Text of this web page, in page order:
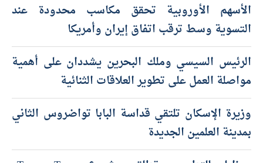
الأسهم الأوروبية تحقق مكاسب محدودة عند
التسوية وسط ترقب اتفاق إيران وأمريكا
الرئيس السيسي وملك البحرين يشددان على أهمية
مواصلة العمل على تطوير العلاقات الثنائية
وزيرة الإسكان تلتقي قداسة البابا تواضروس الثاني
بمدينة العلمين الجديدة